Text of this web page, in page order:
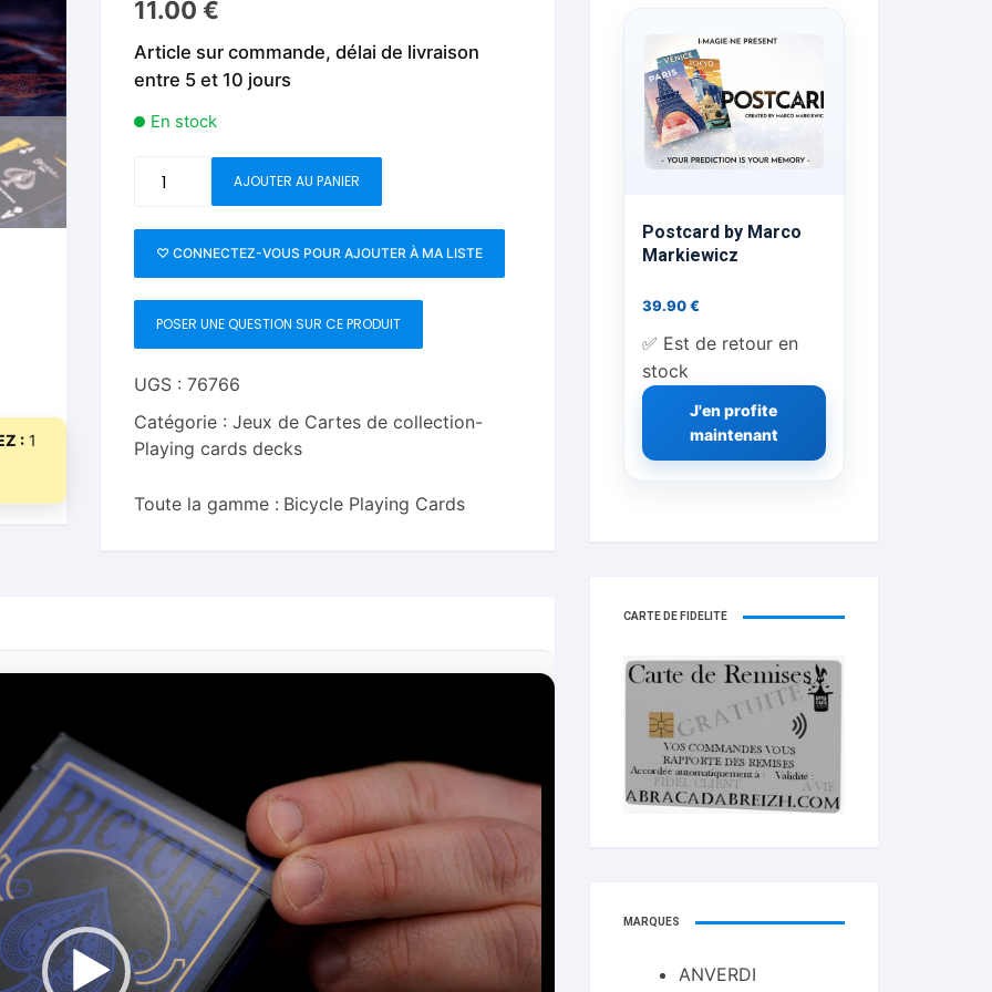
Foulards C.Up
Feu
Mentalisme salon et scène
Livres sur la Magie
Livres en Anglais
: 1
11.00€
Article sur commande, délai de livraison
entre 5 et 10 jours
En stock
Reverse
(Blue)
Playing
Cards
AJOUTER AU PANIER
♡ CONNECTEZ-VOUS POUR AJOUTER À MA LISTE
POSER UNE QUESTION SUR CE PRODUIT
UGS :76766
Catégorie :Jeux de Cartes de collection-
Playing cards decks
Toute la gamme : Bicycle Playing Cards
Postcard by Marco
Markiewicz
39.90€
✅ Est de retour en
stock
J'en profite
maintenant
CARTE DE FIDELITÉ
MARQUES
ANVERDI